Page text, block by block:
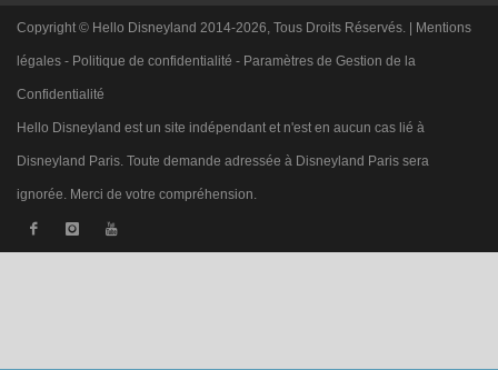
Copyright © Hello Disneyland 2014-2026, Tous Droits Réservés. | Mentions
légales - Politique de confidentialité - Paramètres de Gestion de la
Confidentialité
Hello Disneyland est un site indépendant et n'est en aucun cas lié à
Disneyland Paris. Toute demande adressée à Disneyland Paris sera
ignorée. Merci de votre compréhension.